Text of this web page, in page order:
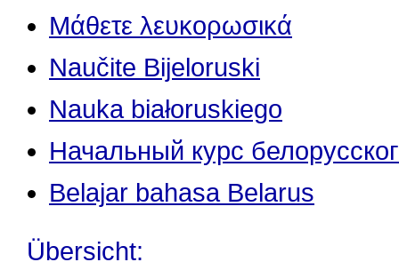
Μάθετε λευκορωσικά
Naučite Bijeloruski
Nauka białoruskiego
Начальный курс
Belajar bahasa Belarus
Übersicht: